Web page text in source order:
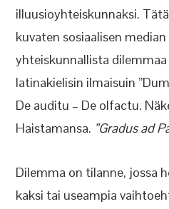
illuusioyhteiskunnaksi.
kuvaten sosiaalisen
yhteiskunnallista dilemmaa
latinakielisin ilmaisuin
De auditu – De olfactu.
Haistamansa. ”Gradus ad
Dilemma on tilanne, jossa
kaksi tai useampia